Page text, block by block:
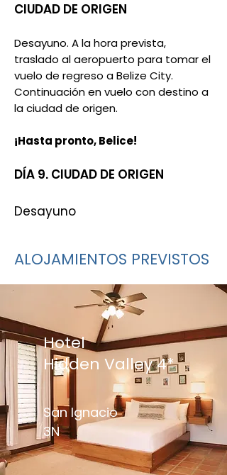
CIUDAD DE ORIGEN
Desayuno. A la hora prevista,
traslado al aeropuerto para tomar el
vuelo de regreso a Belize City.
Continuación en vuelo con destino a
la ciudad de origen.
¡Hasta pronto, Belice!​
DÍA 9. CIUDAD DE ORIGEN
Desayuno
ALOJAMIENTOS PREVISTOS
Hotel
Hidden Valley 4*
San Ignacio
3N